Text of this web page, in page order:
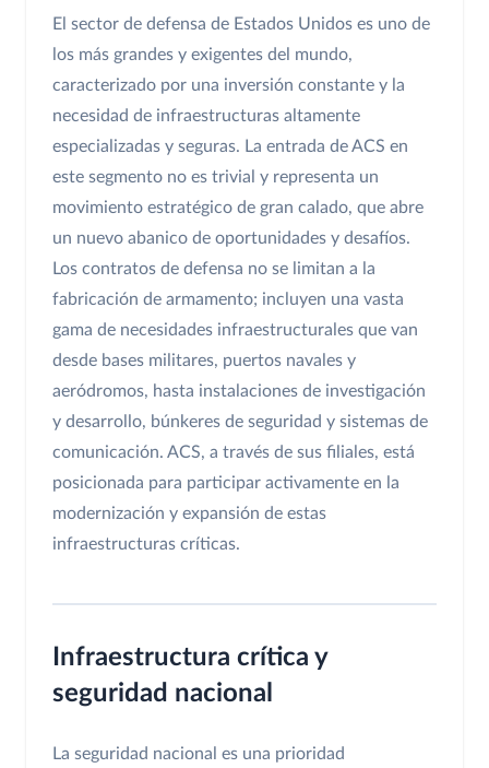
El sector de defensa de Estados Unidos es uno de
los más grandes y exigentes del mundo,
caracterizado por una inversión constante y la
necesidad de infraestructuras altamente
especializadas y seguras. La entrada de ACS en
este segmento no es trivial y representa un
movimiento estratégico de gran calado, que abre
un nuevo abanico de oportunidades y desafíos.
Los contratos de defensa no se limitan a la
fabricación de armamento; incluyen una vasta
gama de necesidades infraestructurales que van
desde bases militares, puertos navales y
aeródromos, hasta instalaciones de investigación
y desarrollo, búnkeres de seguridad y sistemas de
comunicación. ACS, a través de sus filiales, está
posicionada para participar activamente en la
modernización y expansión de estas
infraestructuras críticas.
Infraestructura crítica y
seguridad nacional
La seguridad nacional es una prioridad